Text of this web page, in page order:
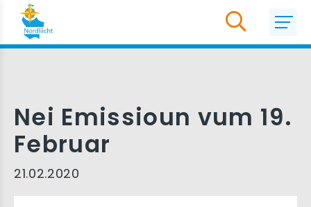
Nei Emissioun vum 19.
Februar
21.02.2020